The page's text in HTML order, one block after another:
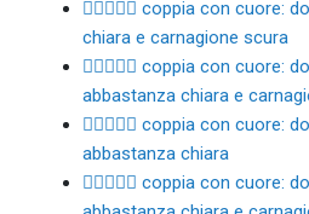
👩🏻‍❤️‍👨🏿 coppia con cuore:
chiara e carnagione scura
👩🏼‍❤️‍👨🏻 coppia con cuore:
abbastanza chiara e
👩🏼‍❤️‍👨🏼 coppia con cuore:
abbastanza chiara
👩🏼‍❤️‍👨🏽 coppia con cuore: